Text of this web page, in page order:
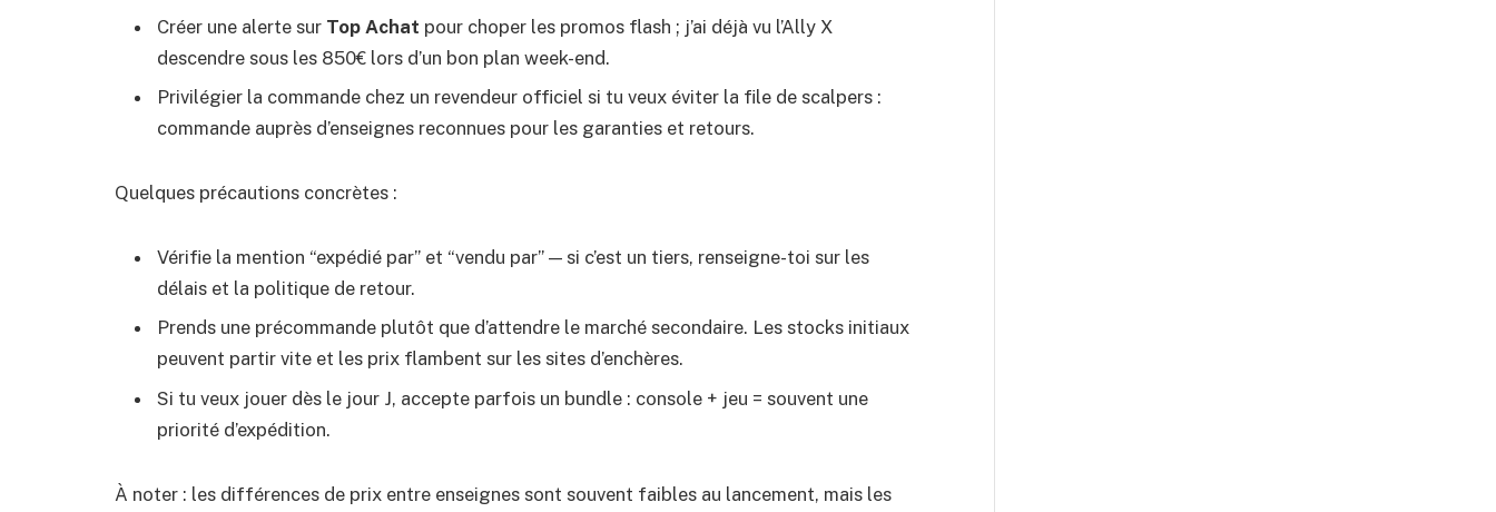
Créer une alerte sur Top Achat pour choper les promos flash ; j’ai déjà vu l’Ally X
descendre sous les 850€ lors d’un bon plan week-end.
Privilégier la commande chez un revendeur officiel si tu veux éviter la file de scalpers :
commande auprès d’enseignes reconnues pour les garanties et retours.
Quelques précautions concrètes :
Vérifie la mention “expédié par” et “vendu par” — si c’est un tiers, renseigne-toi sur les
délais et la politique de retour.
Prends une précommande plutôt que d’attendre le marché secondaire. Les stocks initiaux
peuvent partir vite et les prix flambent sur les sites d’enchères.
Si tu veux jouer dès le jour J, accepte parfois un bundle : console + jeu = souvent une
priorité d’expédition.
À noter : les différences de prix entre enseignes sont souvent faibles au lancement, mais les